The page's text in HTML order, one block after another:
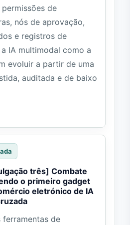
de
nós de aprovação,
e registros de
IA multimodal como a
evoluir a partir de uma
auditada e de baixo
três] Combate
o primeiro gadget
eletrónico de IA
ferramentas de